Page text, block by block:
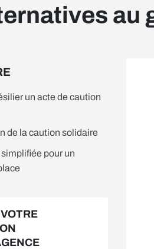
au
un acte de caution
de la caution solidaire
pour un